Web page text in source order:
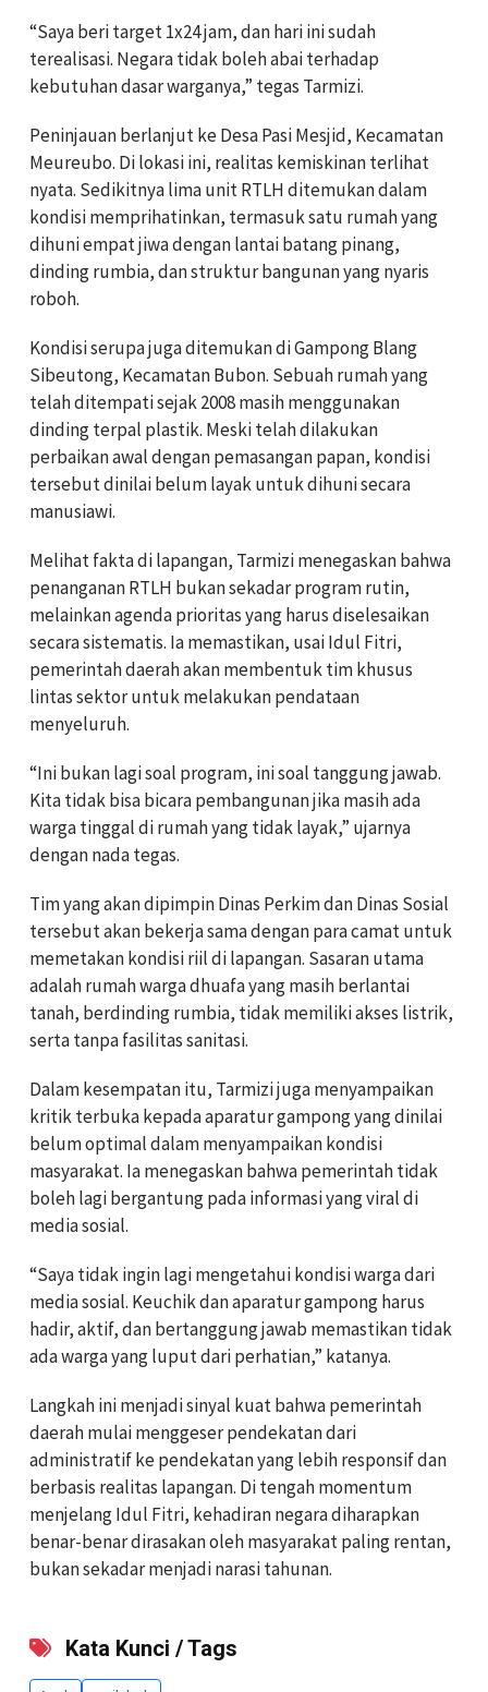
“Saya beri target 1x24 jam, dan hari ini sudah
terealisasi. Negara tidak boleh abai terhadap
kebutuhan dasar warganya,” tegas Tarmizi.
Peninjauan berlanjut ke Desa Pasi Mesjid, Kecamatan
Meureubo. Di lokasi ini, realitas kemiskinan terlihat
nyata. Sedikitnya lima unit RTLH ditemukan dalam
kondisi memprihatinkan, termasuk satu rumah yang
dihuni empat jiwa dengan lantai batang pinang,
dinding rumbia, dan struktur bangunan yang nyaris
roboh.
Kondisi serupa juga ditemukan di Gampong Blang
Sibeutong, Kecamatan Bubon. Sebuah rumah yang
telah ditempati sejak 2008 masih menggunakan
dinding terpal plastik. Meski telah dilakukan
perbaikan awal dengan pemasangan papan, kondisi
tersebut dinilai belum layak untuk dihuni secara
manusiawi.
Melihat fakta di lapangan, Tarmizi menegaskan bahwa
penanganan RTLH bukan sekadar program rutin,
melainkan agenda prioritas yang harus diselesaikan
secara sistematis. Ia memastikan, usai Idul Fitri,
pemerintah daerah akan membentuk tim khusus
lintas sektor untuk melakukan pendataan
menyeluruh.
“Ini bukan lagi soal program, ini soal tanggung jawab.
Kita tidak bisa bicara pembangunan jika masih ada
warga tinggal di rumah yang tidak layak,” ujarnya
dengan nada tegas.
Tim yang akan dipimpin Dinas Perkim dan Dinas Sosial
tersebut akan bekerja sama dengan para camat untuk
memetakan kondisi riil di lapangan. Sasaran utama
adalah rumah warga dhuafa yang masih berlantai
tanah, berdinding rumbia, tidak memiliki akses listrik,
serta tanpa fasilitas sanitasi.
Dalam kesempatan itu, Tarmizi juga menyampaikan
kritik terbuka kepada aparatur gampong yang dinilai
belum optimal dalam menyampaikan kondisi
masyarakat. Ia menegaskan bahwa pemerintah tidak
boleh lagi bergantung pada informasi yang viral di
media sosial.
“Saya tidak ingin lagi mengetahui kondisi warga dari
media sosial. Keuchik dan aparatur gampong harus
hadir, aktif, dan bertanggung jawab memastikan tidak
ada warga yang luput dari perhatian,” katanya.
Langkah ini menjadi sinyal kuat bahwa pemerintah
daerah mulai menggeser pendekatan dari
administratif ke pendekatan yang lebih responsif dan
berbasis realitas lapangan. Di tengah momentum
menjelang Idul Fitri, kehadiran negara diharapkan
benar-benar dirasakan oleh masyarakat paling rentan,
bukan sekadar menjadi narasi tahunan.
Kata Kunci / Tags